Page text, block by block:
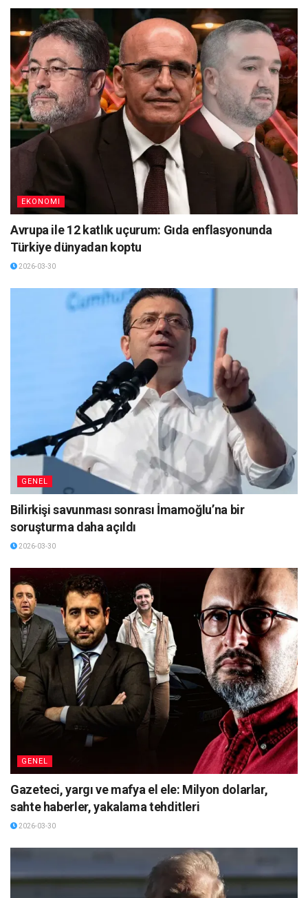
EKONOMI
Avrupa ile 12 katlık uçurum: Gıda enflasyonunda
Türkiye dünyadan koptu
2026-03-30
GENEL
Bilirkişi savunması sonrası İmamoğlu’na bir
soruşturma daha açıldı
2026-03-30
GENEL
Gazeteci, yargı ve mafya el ele: Milyon dolarlar,
sahte haberler, yakalama tehditleri
2026-03-30